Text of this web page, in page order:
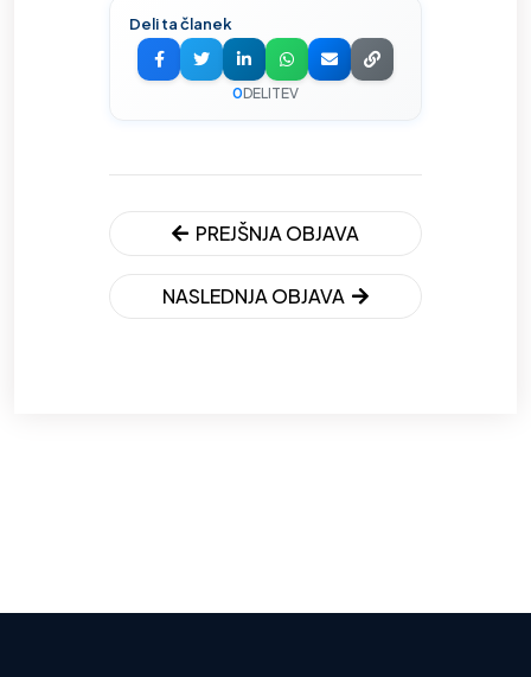
Deli ta članek
0DELITEV
PREJŠNJA OBJAVA
NASLEDNJA OBJAVA